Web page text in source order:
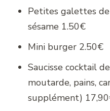
Petites galettes
sésame 1.50€
Mini burger 2.50€
Saucisse cocktail
moutarde, pains,
supplément)